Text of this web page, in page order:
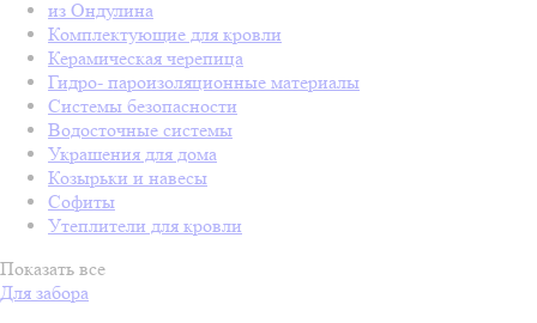
из Ондулина
Комплектующие для кровли
Керамическая черепица
Гидро- пароизоляционные материалы
Системы безопасности
Водосточные системы
Украшения для дома
Козырьки и навесы
Софиты
Утеплители для кровли
Показать все
Для забора